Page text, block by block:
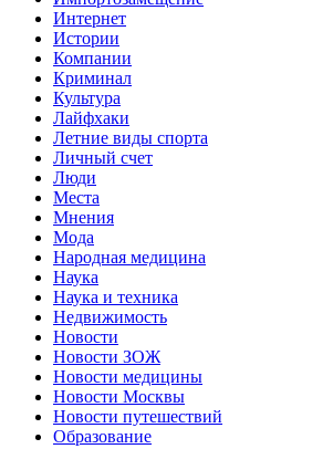
Интернет
Истории
Компании
Криминал
Культура
Лайфхаки
Летние виды спорта
Личный счет
Люди
Места
Мнения
Мода
Народная медицина
Наука
Наука и техника
Недвижимость
Новости
Новости ЗОЖ
Новости медицины
Новости Москвы
Новости путешествий
Образование